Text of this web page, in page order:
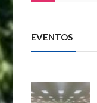
EVENTOS